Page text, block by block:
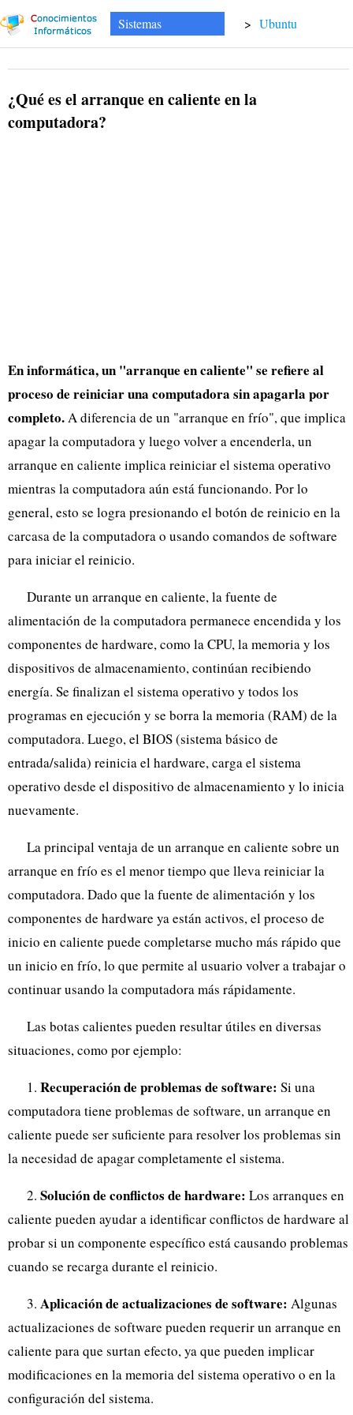
Sistemas > Ubuntu
¿Qué es el arranque en caliente en la
computadora?
En informática, un "arranque en caliente" se refiere al
proceso de reiniciar una computadora sin apagarla por
completo.A diferencia de un "arranque en frío", que implica
apagar la computadora y luego volver a encenderla, un
arranque en caliente implica reiniciar el sistema operativo
mientras la computadora aún está funcionando. Por lo
general, esto se logra presionando el botón de reinicio en la
carcasa de la computadora o usando comandos de software
para iniciar el reinicio.
Durante un arranque en caliente, la fuente de
alimentación de la computadora permanece encendida y los
componentes de hardware, como la CPU, la memoria y los
dispositivos de almacenamiento, continúan recibiendo
energía. Se finalizan el sistema operativo y todos los
programas en ejecución y se borra la memoria (RAM) de la
computadora. Luego, el BIOS (sistema básico de
entrada/salida) reinicia el hardware, carga el sistema
operativo desde el dispositivo de almacenamiento y lo inicia
nuevamente.
La principal ventaja de un arranque en caliente sobre un
arranque en frío es el menor tiempo que lleva reiniciar la
computadora. Dado que la fuente de alimentación y los
componentes de hardware ya están activos, el proceso de
inicio en caliente puede completarse mucho más rápido que
un inicio en frío, lo que permite al usuario volver a trabajar o
continuar usando la computadora más rápidamente.
Las botas calientes pueden resultar útiles en diversas
situaciones, como por ejemplo:
1. Recuperación de problemas de software: Si una
computadora tiene problemas de software, un arranque en
caliente puede ser suficiente para resolver los problemas sin
la necesidad de apagar completamente el sistema.
2. Solución de conflictos de hardware: Los arranques en
caliente pueden ayudar a identificar conflictos de hardware al
probar si un componente específico está causando problemas
cuando se recarga durante el reinicio.
3. Aplicación de actualizaciones de software: Algunas
actualizaciones de software pueden requerir un arranque en
caliente para que surtan efecto, ya que pueden implicar
modificaciones en la memoria del sistema operativo o en la
configuración del sistema.